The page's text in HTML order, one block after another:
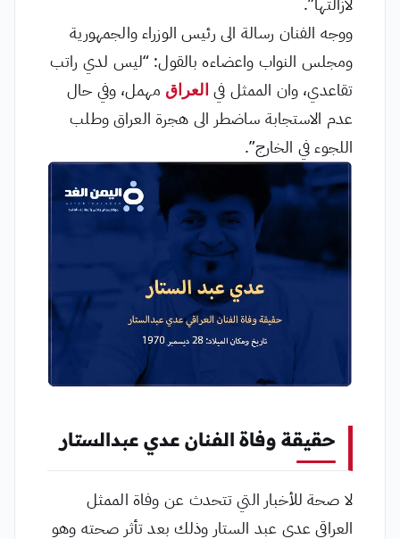
ووجه الفنان رسالة الى رئيس الوزراء والجمهورية
ومجلس النواب واعضاءه بالقول: “ليس لدي راتب
تقاعدي، وان الممثل في العراق مهمل، وفي حال
عدم الاستجابة ساضطر الى هجرة العراق وطلب
اللجوء في الخارج”.
حقيقة وفاة الفنان عدي عبدالستار
لا صحة للأخبار التي تتحدث عن وفاة الممثل
العراقي عدي عبد الستار وذلك بعد تأثر صحته وهو